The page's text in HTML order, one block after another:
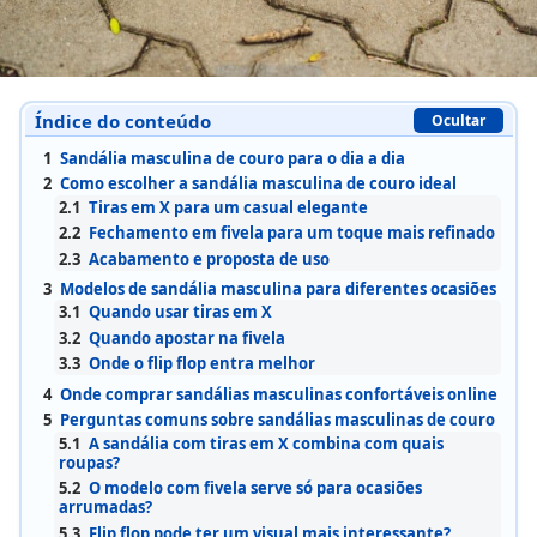
Índice do conteúdo Ocultar
1 Sandália masculina de couro para o dia a dia
2 Como escolher a sandália masculina de couro ideal
2.1 Tiras em X para um casual elegante
2.2 Fechamento em fivela para um toque mais refinado
2.3 Acabamento e proposta de uso
3 Modelos de sandália masculina para diferentes ocasiões
3.1 Quando usar tiras em X
3.2 Quando apostar na fivela
3.3 Onde o flip flop entra melhor
4 Onde comprar sandálias masculinas confortáveis online
5 Perguntas comuns sobre sandálias masculinas de couro
5.1 A sandália com tiras em X combina com quais
roupas?
5.2 O modelo com fivela serve só para ocasiões
arrumadas?